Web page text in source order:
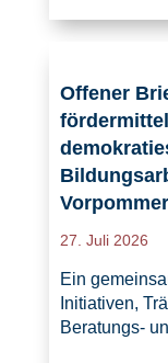
Offener
27. Juli 2026
Ein
Initiativen,
Beratungs-